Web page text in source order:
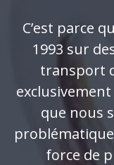
C’est parce
1993 sur
transport
que nous
force de